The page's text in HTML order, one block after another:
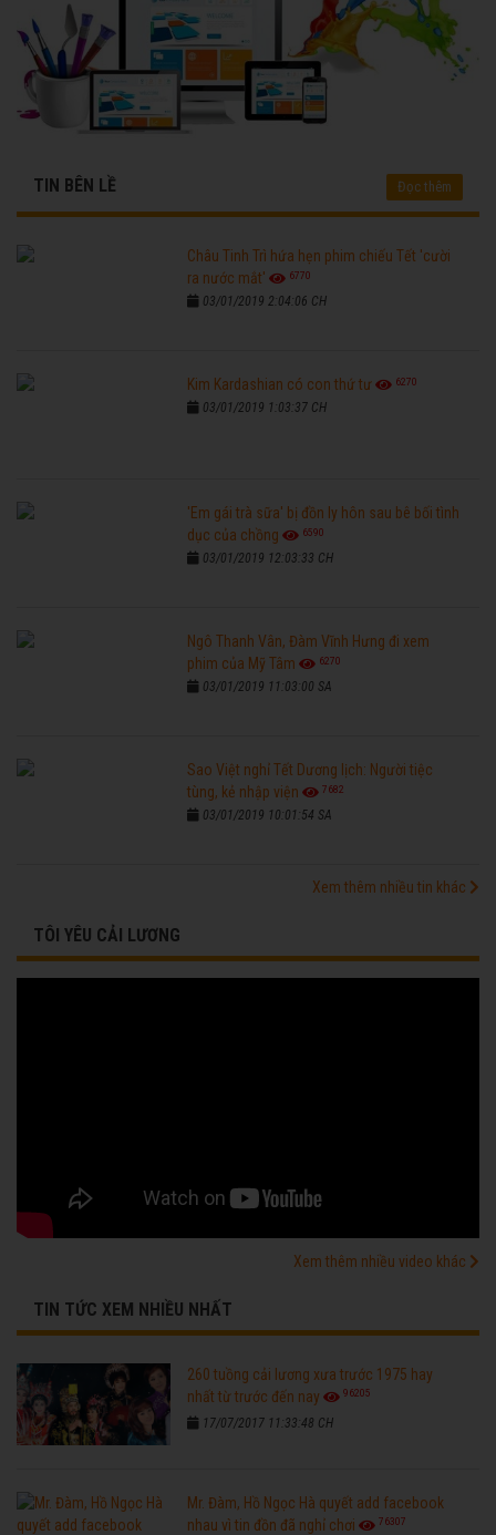
TIN BÊN LỀ Đọc thêm
Châu Tinh Trì hứa hẹn phim chiếu Tết 'cười
ra nước mắt'
6770
03/01/2019 2:04:06 CH
Kim Kardashian có con thứ tư 6270
03/01/2019 1:03:37 CH
'Em gái trà sữa' bị đồn ly hôn sau bê bối tình
dục của chồng
6590
03/01/2019 12:03:33 CH
Ngô Thanh Vân, Đàm Vĩnh Hưng đi xem
phim của Mỹ Tâm
6270
03/01/2019 11:03:00 SA
Sao Việt nghỉ Tết Dương lịch: Người tiệc
tùng, kẻ nhập viện
7682
03/01/2019 10:01:54 SA
Xem thêm nhiều tin khác
TÔI YÊU CẢI LƯƠNG
Xem thêm nhiều video khác
TIN TỨC XEM NHIỀU NHẤT
260 tuồng cải lương xưa trước 1975 hay
nhất từ trước đến nay
96205
17/07/2017 11:33:48 CH
Mr. Đàm, Hồ Ngọc Hà quyết add facebook
nhau vì tin đồn đã nghỉ chơi
76307